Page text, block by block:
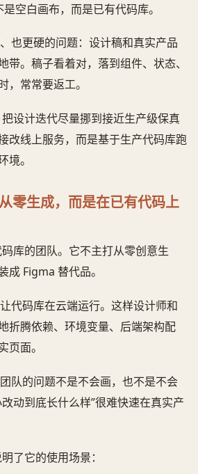
空白画布，而是已有代码库。
也更硬的问题：设计稿和真实产品
带。稿子看着对，落到组件、状态、
，常常要返工。
设计迭代尽量挪到接近生产级保真
改线上服务，而是基于生产代码库跑
境。
零生成，而是在已有代码上
库的团队。它不主打从零创意生
成 Figma 替代品。
代码库在云端运行。这样设计师和
折腾依赖、环境变量、后端架构配
页面。
队的问题不是不会画，也不是不会
动到底长什么样”很难快速在真实产
了它的使用场景：